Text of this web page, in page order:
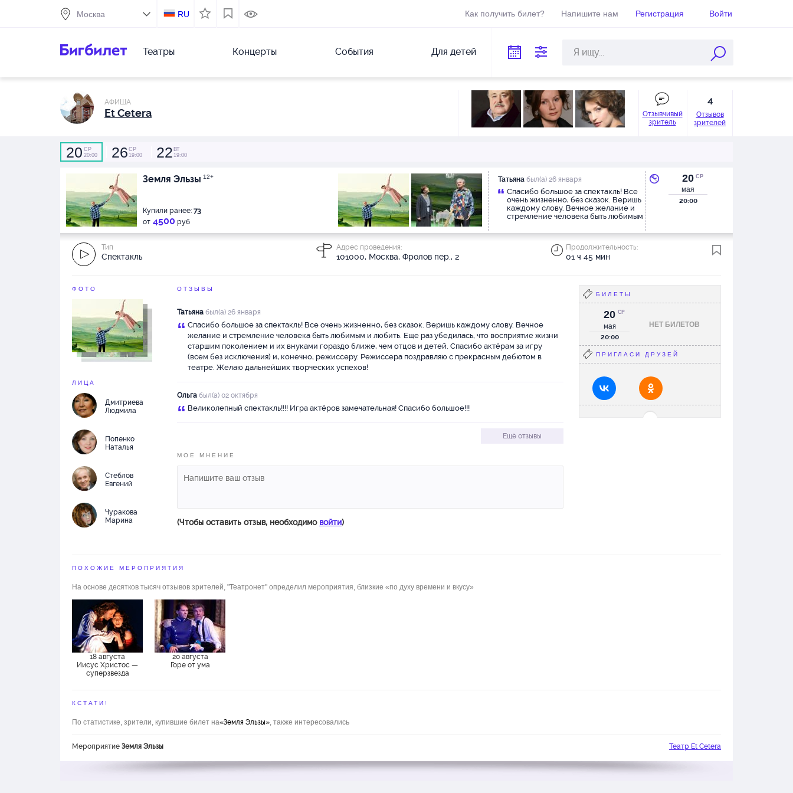
RU Как получить билет? Напишите нам Регистрация Войти
Театры Концерты События Для детей
АФИША
Et Cetera
Отзывчивый
зритель
4
Отзывов
зрителей
20 СР
20:00
26 СР
19:00
22 ВТ
19:00
Земля Эльзы 12+
Купили ранее: 73
от 4500 руб
Татьяна был(а) 26 января
Спасибо большое за спектакль! Все
очень жизненно, без сказок. Веришь
каждому слову. Вечное желание и
стремление человека быть любимым
восприятие жизни старшим
ближе, чем отцов и детей. Спасибо
актёрам за игру (всем без
Желаю дальнейших творческих
20 СР
мая
20:00
Тип
Спектакль
Адрес проведения:
101000, Москва, Фролов пер., 2
Продолжительность:
01 ч 45 мин
ФОТО
ЛИЦА
Дмитриева
Людмила
Попенко
Наталья
Стеблов
Евгений
Чуракова
Марина
ОТЗЫВЫ
Татьяна был(а) 26 января
“ Спасибо большое за спектакль! Все очень жизненно, без сказок. Веришь каждому слову. Вечное
желание и стремление человека быть любимым и любить. Еще раз убедилась, что восприятие жизни
старшим поколением и их внуками гораздо ближе, чем отцов и детей. Спасибо актёрам за игру
(всем без исключения) и, конечно, режиссеру. Режиссера поздравляю с прекрасным дебютом в
театре. Желаю дальнейших творческих успехов!
Ольга был(а) 02 октября
“ Великолепный спектакль!!!! Игра актёров замечательная! Спасибо большое!!!
Ещё отзывы
МОЕ МНЕНИЕ
(Чтобы оставить отзыв, необходимо войти)
БИЛЕТЫ
НЕТ БИЛЕТОВ
20
мая
СР
20:00
ПРИГЛАСИ ДРУЗЕЙ
ПОХОЖИЕ МЕРОПРИЯТИЯ
На основе десятков тысяч отзывов зрителей, "Театронет" определил мероприятия, близкие «по духу времени и вкусу»
18 августа
Иисус Христос —
суперзвезда
20 августа
Горе от ума
КСТАТИ!
По статистике, зрители, купившие билет на«Земля Эльзы», также интересовались
Театр Et Cetera
Мероприятие Земля Эльзы